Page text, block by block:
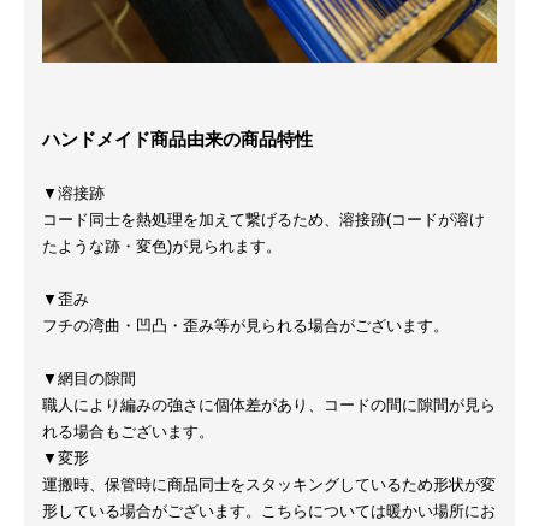
ハンドメイド商品由来の商品特性
▼溶接跡
コード同士を熱処理を加えて繋げるため、溶接跡(コードが溶け
たような跡・変色)が見られます。
▼歪み
フチの湾曲・凹凸・歪み等が見られる場合がございます。
▼網目の隙間
職人により編みの強さに個体差があり、コードの間に隙間が見ら
れる場合もございます。
▼変形
運搬時、保管時に商品同士をスタッキングしているため形状が変
形している場合がございます。こちらについては暖かい場所にお